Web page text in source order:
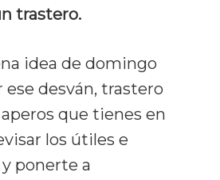
trastero.
idea de domingo
ese desván, trastero
que tienes en
los útiles e
ponerte a